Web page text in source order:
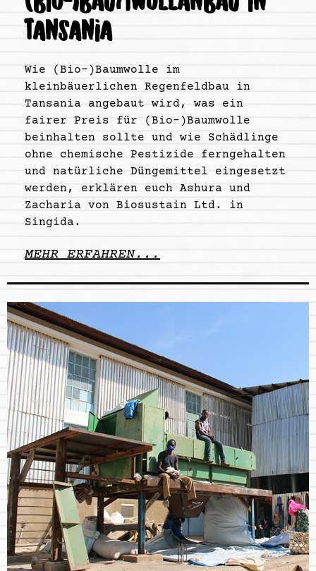
TANSANIA
Wie (Bio-)Baumwolle im
kleinbäuerlichen Regenfeldbau in
Tansania angebaut wird, was ein
fairer Preis für (Bio-)Baumwolle
beinhalten sollte und wie Schädlinge
ohne chemische Pestizide ferngehalten
und natürliche Düngemittel eingesetzt
werden, erklären euch Ashura und
Zacharia von Biosustain Ltd. in
Singida.
MEHR ERFAHREN...